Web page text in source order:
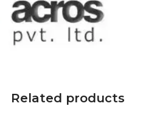
Related products